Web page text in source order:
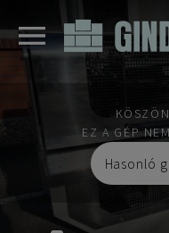
EZ A GÉP
Hasonló